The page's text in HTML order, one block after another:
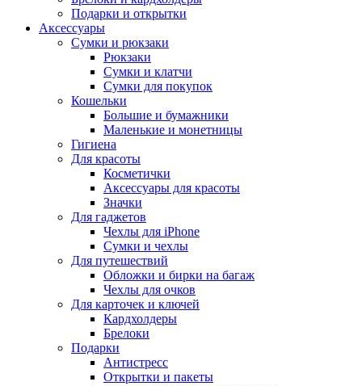
Подарки и открытки
Аксессуары
Сумки и рюкзаки
Рюкзаки
Сумки и клатчи
Сумки для покупок
Кошельки
Большие и бумажники
Маленькие и монетницы
Гигиена
Для красоты
Косметички
Аксессуары для красоты
Значки
Для гаджетов
Чехлы для iPhone
Сумки и чехлы
Для путешествий
Обложки и бирки на багаж
Чехлы для очков
Для карточек и ключей
Кардхолдеры
Брелоки
Подарки
Антистресс
Открытки и пакеты